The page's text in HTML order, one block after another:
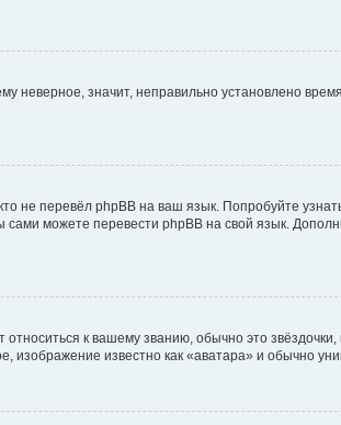
неверное, значит, неправильно установлено
не перевёл phpBB на ваш язык. Попробуйте
сами можете перевести phpBB на свой язык.
к вашему званию, обычно это
известно как «аватара» и обычно